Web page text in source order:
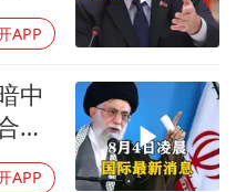
东方甄选被判赔偿江小白30万元
新局 实干挑大梁
APP
中
APP